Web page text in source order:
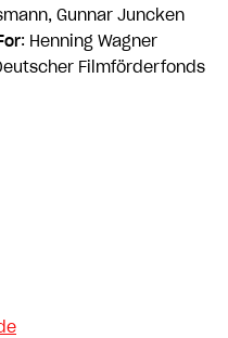
Gunnar Juncken
: Henning Wagner
Filmförderfonds